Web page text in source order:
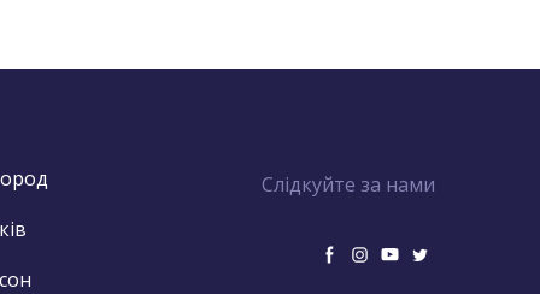
Слідкуйте за нами